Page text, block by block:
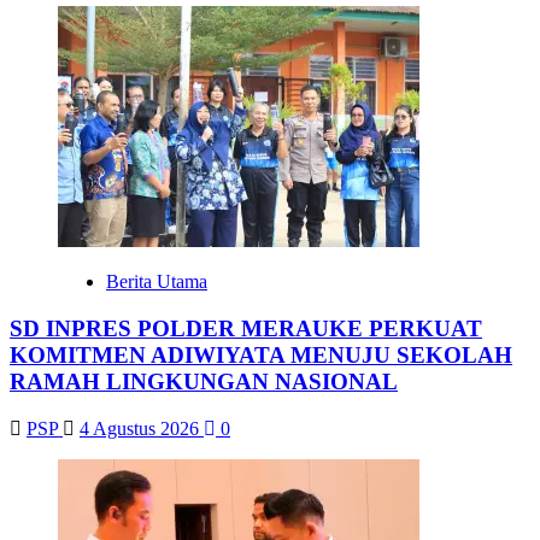
Berita Utama
SD INPRES POLDER MERAUKE PERKUAT
KOMITMEN ADIWIYATA MENUJU SEKOLAH
RAMAH LINGKUNGAN NASIONAL
PSP 4 Agustus 2026 0